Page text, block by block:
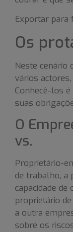
Exportar para
Os
Neste cenário
vários
Conhecê-los
suas
O
vs.
Proprietário-
de trabalho, a
capacidade
proprietário
a outra
sobre os